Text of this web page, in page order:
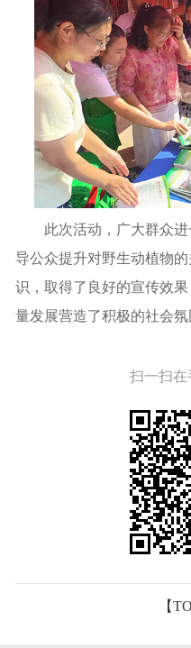
此次活动，广大群众
导公众提升对野生动植物
识，取得了良好的宣传效
量发展营造了积极的社会氛
扫一扫在
【